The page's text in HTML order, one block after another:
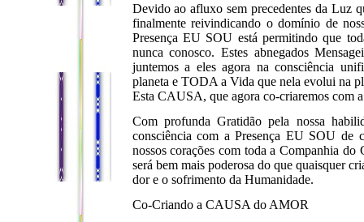
Devido ao afluxo sem precedentes da Luz
finalmente reivindicando o domínio de
Presença EU SOU está permitindo que
nunca conosco. Estes abnegados
juntemos a eles agora na consciência
planeta e TODA a Vida que nela evolui na
Esta CAUSA, que agora co-criaremos com
Com profunda Gratidão pela nossa
consciência com a Presença EU SOU de
nossos corações com toda a Companhia
será bem mais poderosa do que quaisquer
dor e o sofrimento da Humanidade.
Co-Criando a CAUSA do AMOR